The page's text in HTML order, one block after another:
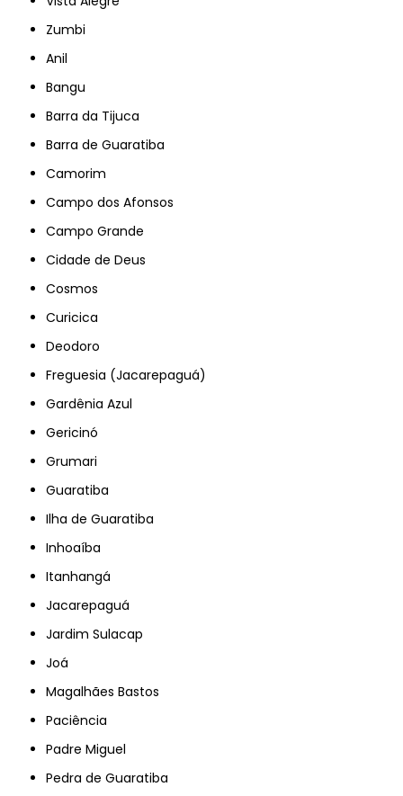
Zumbi
Anil
Bangu
Barra da Tijuca
Barra de Guaratiba
Camorim
Campo dos Afonsos
Campo Grande
Cidade de Deus
Cosmos
Curicica
Deodoro
Freguesia (Jacarepaguá)
Gardênia Azul
Gericinó
Grumari
Guaratiba
Ilha de Guaratiba
Inhoaíba
Itanhangá
Jacarepaguá
Jardim Sulacap
Joá
Magalhães Bastos
Paciência
Padre Miguel
Pedra de Guaratiba